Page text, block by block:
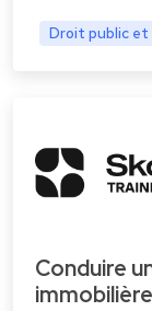
Droit public
Conduire
immobilière